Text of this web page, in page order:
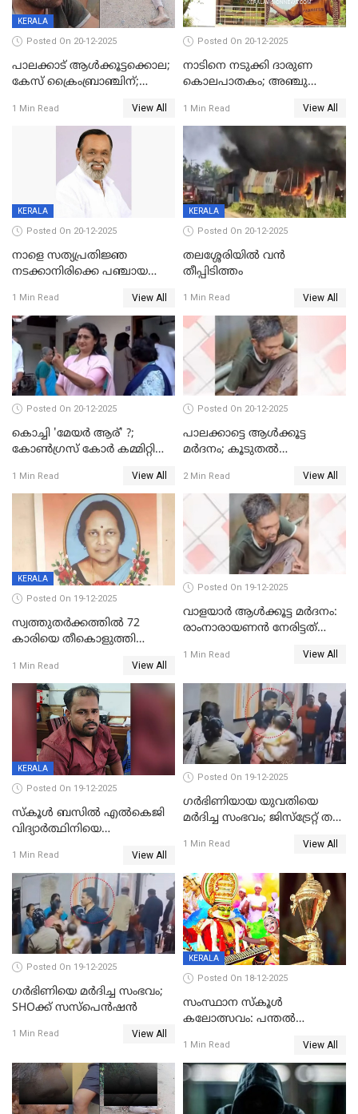
KERALA
Posted On 20-12-2025
പാലക്കാട് ആൾക്കൂട്ടക്കൊല;
കേസ് ക്രൈംബ്രാഞ്ചിന്;
അന്വേഷിക്കും
1 Min Read View All
Posted On 20-12-2025
നാടിനെ നടുക്കി ദാരുണ
കൊലപാതകം; അഞ്ചു
കഴുത്തുഞെരിച്ച് കൊന്നു
1 Min Read View All
KERALA
Posted On 20-12-2025
നാളെ സത്യപ്രതിജ്ഞ
നടക്കാനിരിക്കെ പഞ്ചായത്ത്
1 Min Read View All
KERALA
Posted On 20-12-2025
തലശ്ശേരിയിൽ വൻ
തീപ്പിടിത്തം
1 Min Read View All
Posted On 20-12-2025
കൊച്ചി 'മേയർ ആര്' ?;
കോണ്‍ഗ്രസ് കോര്‍ കമ്മിറ്റി
1 Min Read View All
Posted On 20-12-2025
പാലക്കാട്ടെ ആള്‍ക്കൂട്ട
മര്‍ദനം; കൂടുതല്‍
അംഗ സംഘമെന്ന് വിവരം
2 Min Read View All
KERALA
Posted On 19-12-2025
സ്വത്തുതര്‍ക്കത്തില്‍ 72
കാരിയെ തീകൊളുത്തി
ക്രൂരകൊലപാതകത്തില്‍
സഹോദരിപുത്രന് ജീവപര്യന്തം
1 Min Read View All
Posted On 19-12-2025
വാളയാർ ആൾക്കൂട്ട മർദനം:
രാംനാരായണൻ നേരിട്ടത്
നാൽപ്പതിലേറെ
റിപ്പോർട്ട്
1 Min Read View All
KERALA
Posted On 19-12-2025
സ്കൂൾ ബസിൽ എൽകെജി
വിദ്യാര്‍ത്ഥിനിയെ
ക്ലീനര്‍ പിടിയിൽ
1 Min Read View All
Posted On 19-12-2025
ഗര്‍ഭിണിയായ യുവതിയെ
മര്‍ദിച്ച സംഭവം; ജിസ്‌ട്രേറ്റ് തല
യുവതി
1 Min Read View All
Posted On 19-12-2025
ഗര്‍ഭിണിയെ മർദിച്ച സംഭവം;
SHOക്ക് സസ്പെൻഷൻ
1 Min Read View All
KERALA
Posted On 18-12-2025
സംസ്ഥാന സ്കൂൾ
കലോത്സവം: പന്തൽ
1 Min Read View All